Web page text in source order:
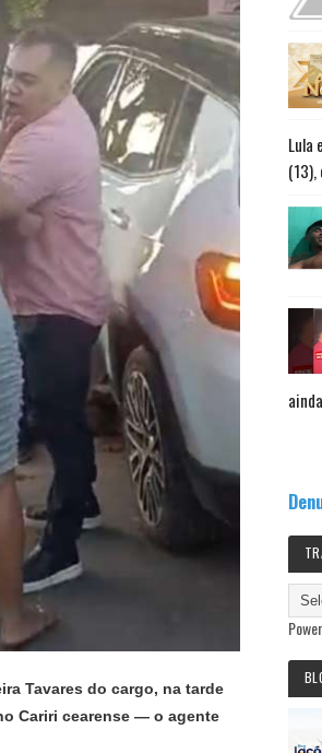
Tavares do cargo, na tarde
Cariri cearense — o agente
Lula